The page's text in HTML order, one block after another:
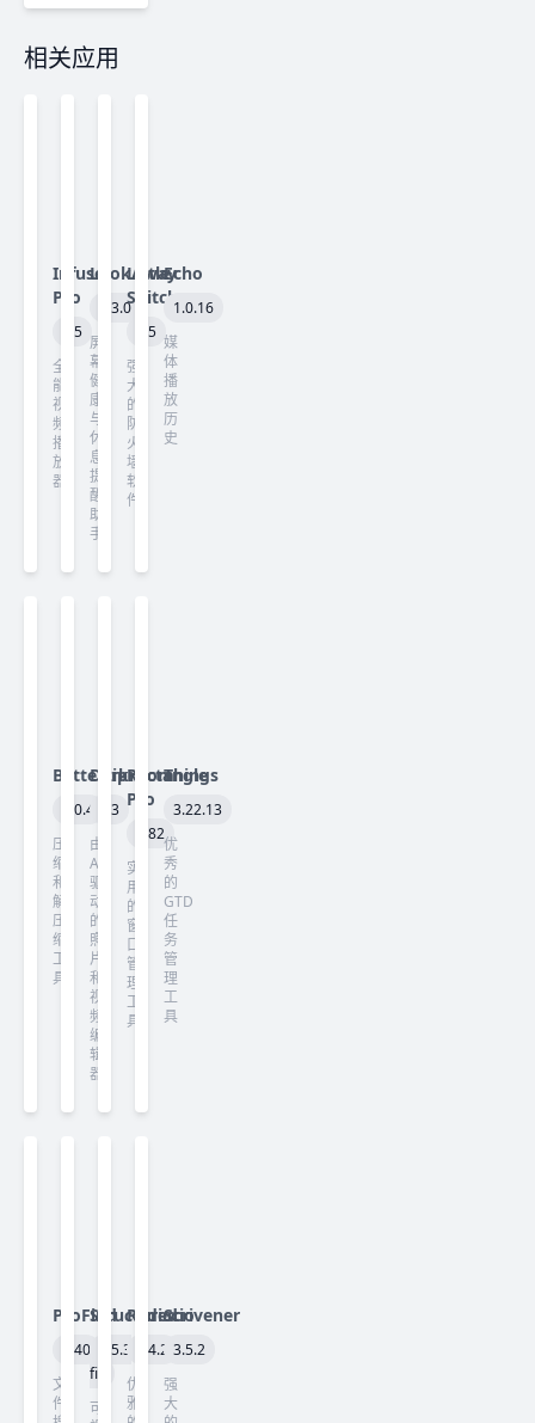
相关应用
Infuse
Pro
8.5
全
能
视
频
播
放
器
LookAway
2.3.0
屏
幕
健
康
与
休
息
提
醒
助
手
Little
Snitch
6.5
强
大
的
防
火
墙
软
件
Echo
1.0.16
媒
体
播
放
历
史
Betterzip
6.0.4
压
缩
和
解
压
缩
工
具
Darkroom
7.3
由
AI
驱
动
的
照
片
和
视
频
编
辑
器
Rectangle
Pro
3.82
实
用
的
窗
口
管
理
工
具
Things
3.22.13
优
秀
的
GTD
任
务
管
理
工
具
ProFind
1.40
文
件
Structured
4.5.3
fix
可
Radiccio
1.4.2
优
雅
Scrivener
3.5.2
强
大